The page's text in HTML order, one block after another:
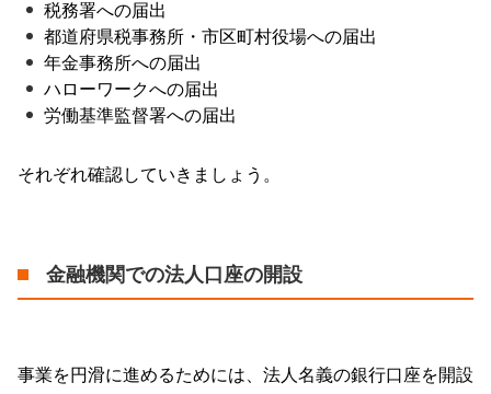
税務署への届出
都道府県税事務所・市区町村役場への届出
年金事務所への届出
ハローワークへの届出
労働基準監督署への届出
それぞれ確認していきましょう。
金融機関での法人口座の開設
事業を円滑に進めるためには、法人名義の銀行口座を開設